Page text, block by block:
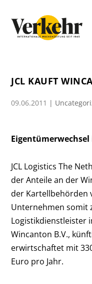
JCL KAUFT
09.06.2011 |
JCL Logistics The
der Anteile an der
der Kartellbehörden
Unternehmen somit
Logistikdienstleister
Wincanton B.V.,
erwirtschaftet mit
Euro pro Jahr.